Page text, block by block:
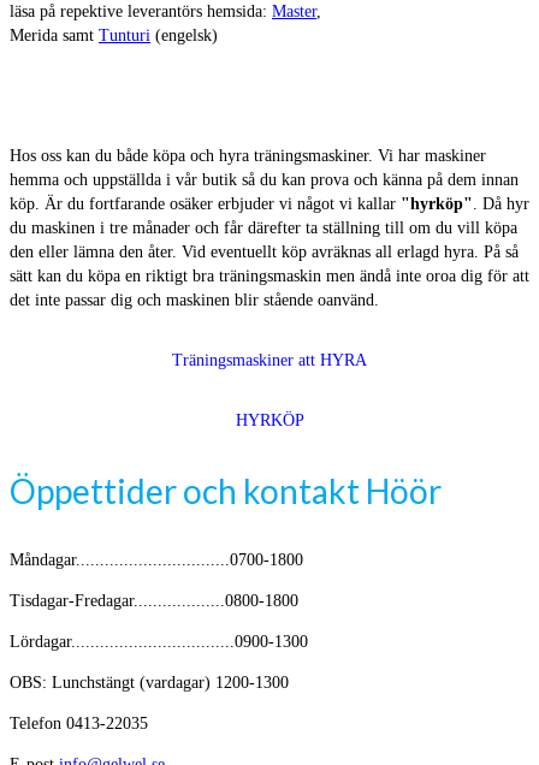
läsa på repektive leverantörs hemsida: Master,
Merida samt Tunturi (engelsk)
Hos oss kan du både köpa och hyra träningsmaskiner. Vi har maskiner
hemma och uppställda i vår butik så du kan prova och känna på dem innan
köp. Är du fortfarande osäker erbjuder vi något vi kallar "hyrköp" . Då hyr
du maskinen i tre månader och får därefter ta ställning till om du vill köpa
den eller lämna den åter. Vid eventuellt köp avräknas all erlagd hyra. På så
sätt kan du köpa en riktigt bra träningsmaskin men ändå inte oroa dig för att
det inte passar dig och maskinen blir stående oanvänd.
Träningsmaskiner att HYRA
HYRKÖP
Öppettider och kontakt Höör
Måndagar................................0700-1800
Tisdagar-Fredagar...................0800-1800
Lördagar..................................0900-1300
OBS: Lunchstängt (vardagar) 1200-1300
Telefon 0413-22035